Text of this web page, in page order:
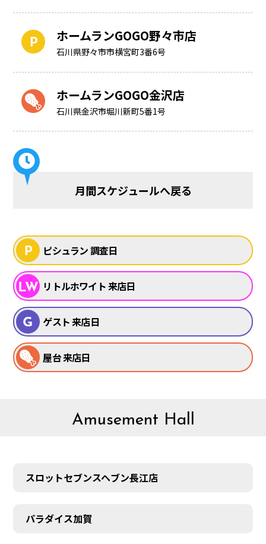
ホームランGOGO野々市店
石川県野々市市横宮町3番6号
ホームランGOGO金沢店
石川県金沢市堀川新町5番1号
月間スケジュールへ戻る
ピシュラン 調査日
リトルホワイト 来店日
ゲスト 来店日
屋台 来店日
Amusement Hall
スロットセブンスヘブン長江店
パラダイス加賀